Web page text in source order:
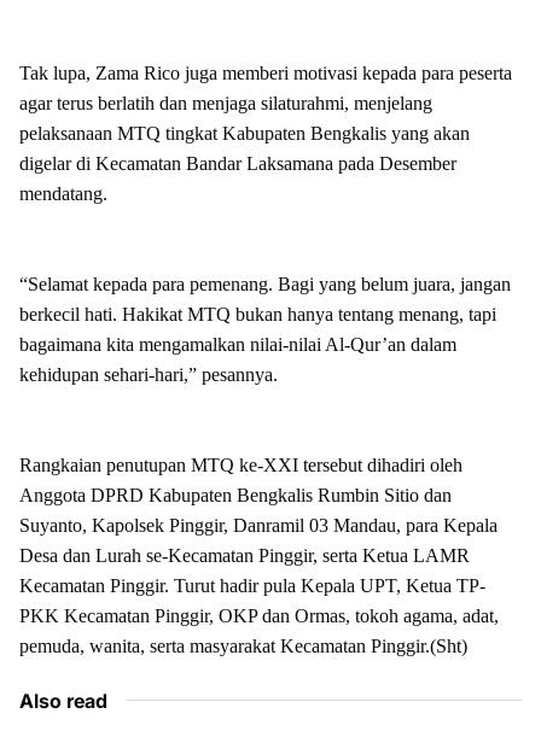
Tak lupa, Zama Rico juga memberi motivasi kepada para peserta
agar terus berlatih dan menjaga silaturahmi, menjelang
pelaksanaan MTQ tingkat Kabupaten Bengkalis yang akan
digelar di Kecamatan Bandar Laksamana pada Desember
mendatang.
“Selamat kepada para pemenang. Bagi yang belum juara, jangan
berkecil hati. Hakikat MTQ bukan hanya tentang menang, tapi
bagaimana kita mengamalkan nilai-nilai Al-Qur’an dalam
kehidupan sehari-hari,” pesannya.
Rangkaian penutupan MTQ ke-XXI tersebut dihadiri oleh
Anggota DPRD Kabupaten Bengkalis Rumbin Sitio dan
Suyanto, Kapolsek Pinggir, Danramil 03 Mandau, para Kepala
Desa dan Lurah se-Kecamatan Pinggir, serta Ketua LAMR
Kecamatan Pinggir. Turut hadir pula Kepala UPT, Ketua TP-
PKK Kecamatan Pinggir, OKP dan Ormas, tokoh agama, adat,
pemuda, wanita, serta masyarakat Kecamatan Pinggir.(Sht)
Also read